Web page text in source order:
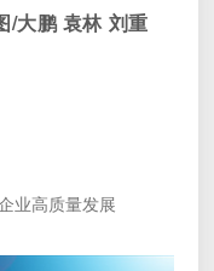
/大鹏 袁林 刘重
业高质量发展